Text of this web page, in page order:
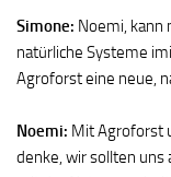
Simone: Noemi, kann
natürliche Systeme
Agroforst eine neue,
Noemi: Mit Agroforst
denke, wir sollten uns